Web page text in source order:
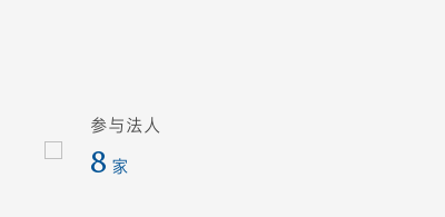
参与法人
8 家